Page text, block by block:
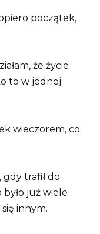
początek,
że życie
to w jednej
wieczorem, co
gdy trafił do
już wiele
innym.